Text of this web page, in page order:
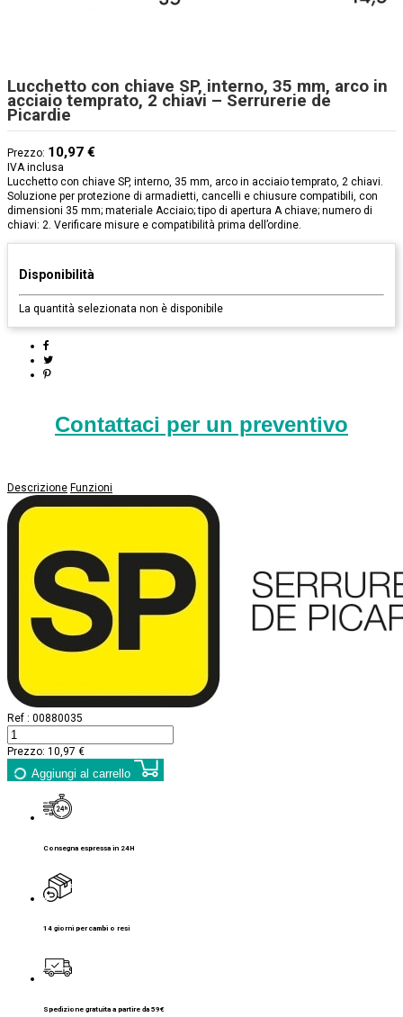
Lucchetto con chiave SP, interno, 35 mm, arco in
acciaio temprato, 2 chiavi – Serrurerie de
Picardie
Prezzo: 10,97 €
IVA inclusa
Lucchetto con chiave SP, interno, 35 mm, arco in acciaio temprato, 2 chiavi.
Soluzione per protezione di armadietti, cancelli e chiusure compatibili, con
dimensioni 35 mm; materiale Acciaio; tipo di apertura A chiave; numero di
chiavi: 2. Verificare misure e compatibilità prima dell’ordine.
Disponibilità
La quantità selezionata non è disponibile
Contattaci per un preventivo
Descrizione Funzioni
Ref : 00880035
Prezzo: 10,97 €
Aggiungi al carrello
Consegna espressa in 24H
14 giorni per cambi o resi
Spedizione gratuita a partire da 59€